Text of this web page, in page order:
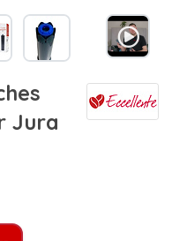
Jura